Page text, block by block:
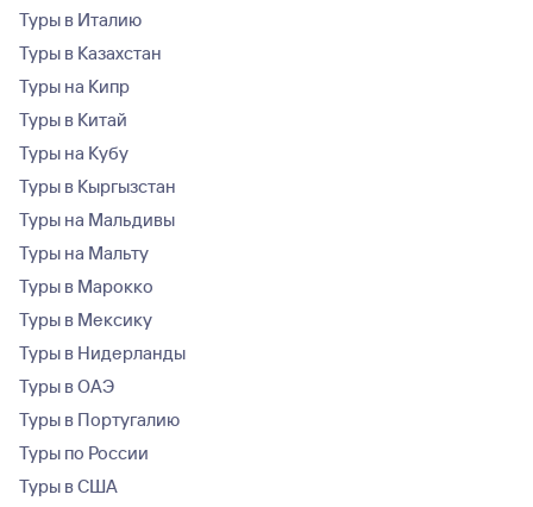
Туры в Италию
Туры в Казахстан
Туры на Кипр
Туры в Китай
Туры на Кубу
Туры в Кыргызстан
Туры на Мальдивы
Туры на Мальту
Туры в Марокко
Туры в Мексику
Туры в Нидерланды
Туры в ОАЭ
Туры в Португалию
Туры по России
Туры в США